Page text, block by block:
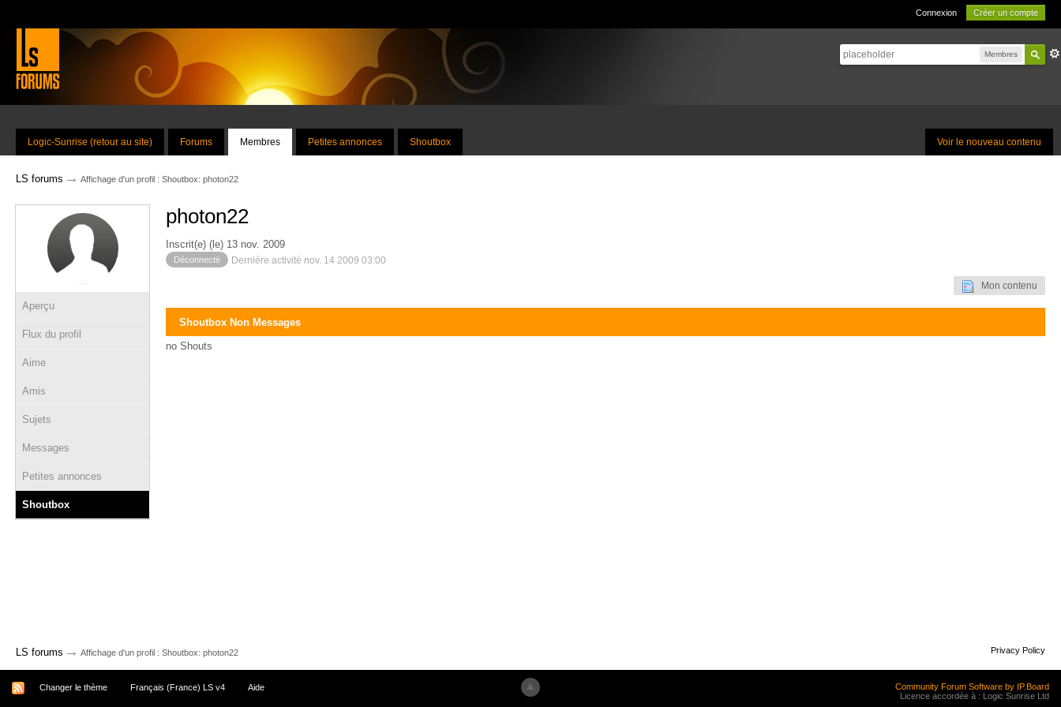
Connexion Créer un compte
Membres
Voir le nouveau contenu
Logic-Sunrise (retour au site) Forums Membres Petites annonces Shoutbox
LS forums → Affichage d'un profil : Shoutbox: photon22
Aperçu
Flux du profil
Aime
Amis
Sujets
Messages
Petites annonces
Shoutbox
photon22
Inscrit(e) (le) 13 nov. 2009
Déconnecté Dernière activité nov. 14 2009 03:00
Mon contenu
Shoutbox Non Messages
no Shouts
LS forums → Affichage d'un profil : Shoutbox: photon22 Privacy Policy
Changer le thème Français (France) LS v4 Aide
Community Forum Software by IP.Board
Licence accordée à : Logic Sunrise Ltd